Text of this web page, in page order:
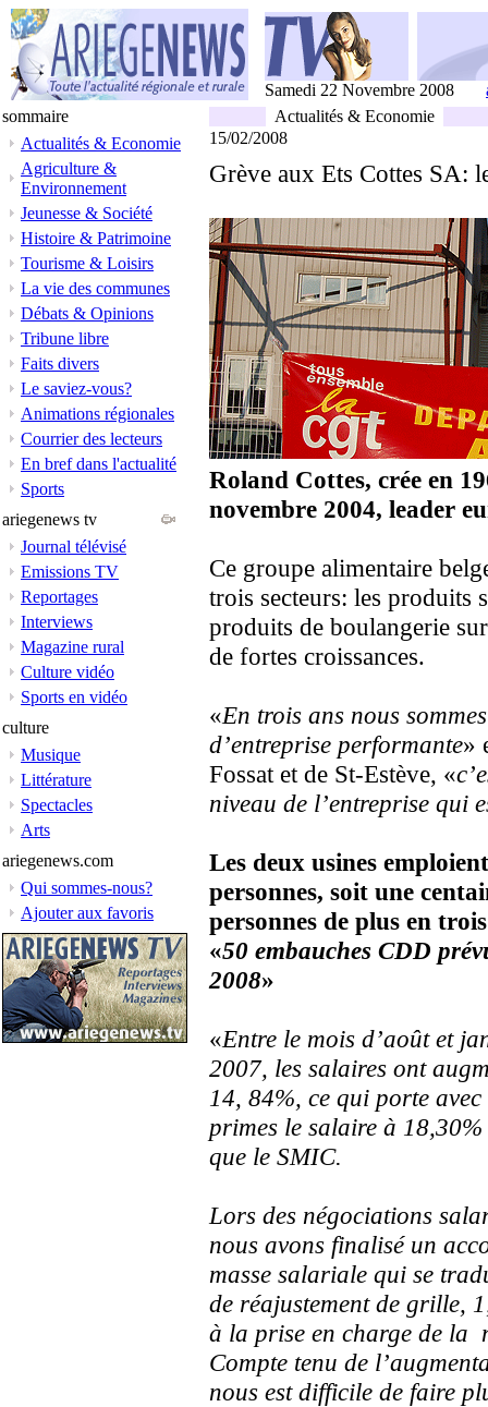
Samedi 22 Novembre 2008
sommaire
Actualités & Economie
Agriculture &
Environnement
Jeunesse & Société
Histoire & Patrimoine
Tourisme & Loisirs
La vie des communes
Débats & Opinions
Tribune libre
Faits divers
Le saviez-vous?
Animations régionales
Courrier des lecteurs
En bref dans l'actualité
Sports
ariegenews tv
Journal télévisé
Emissions TV
Reportages
Interviews
Magazine rural
Culture vidéo
Sports en vidéo
culture
Musique
Littérature
Spectacles
Arts
ariegenews.com
Qui sommes-nous?
Ajouter aux favoris
Actualités & Economie
15/02/2008
Grève aux Ets Cottes SA:
Roland Cottes, crée en
novembre 2004, leader
Ce groupe alimentaire
trois secteurs: les produits
produits de boulangerie
de fortes croissances.
«En trois ans nous
d’entreprise performante»
Fossat et de St-Estève, «
niveau de l’entreprise qui
Les deux usines
personnes, soit une
personnes de plus en
«50 embauches CDD
2008»
«Entre le mois d’août et
2007, les salaires ont
14, 84%, ce qui porte avec
primes le salaire à
que le SMIC.
Lors des négociations
nous avons finalisé un
masse salariale qui se
de réajustement de grille,
à la prise en charge de la
Compte tenu de
nous est difficile de faire